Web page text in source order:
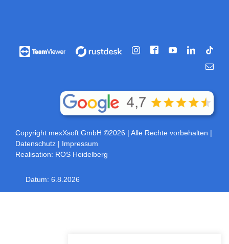
Vorführung
/
Vorführung
InstagramFacebookYouTubeLinkedIn
E-
Copyright mexXsoft GmbH ©2026 | Alle Rechte vorbehalten |
Datenschutz | Impressum
Realisation: ROS Heidelberg
Datum: 6.8.2026